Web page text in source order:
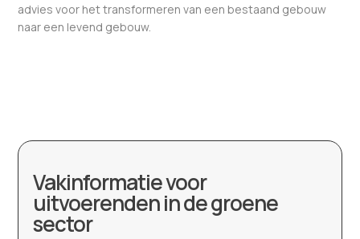
advies voor het transformeren van een bestaand gebouw
naar een levend gebouw.
Vakinformatie voor
uitvoerenden in de groene
sector